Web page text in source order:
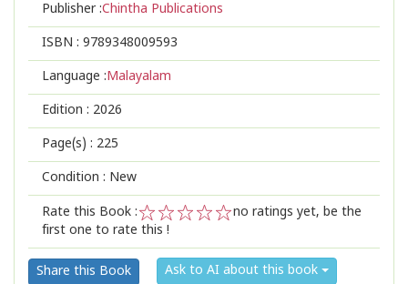
Publisher :Chintha Publications
ISBN : 9789348009593
Language :Malayalam
Edition : 2026
Page(s) : 225
Condition : New
Rate this Book :
2
1
no ratings yet, be the
first one to rate this !
Share this Book Ask to AI about this book